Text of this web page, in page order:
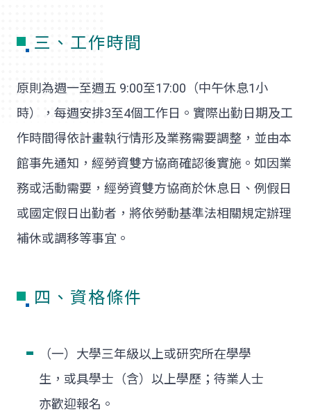
三、工作時間
原則為週一至週五 9:00至17:00（中午休息1小
時），每週安排3至4個工作日。實際出勤日期及工
作時間得依計畫執行情形及業務需要調整，並由本
館事先通知，經勞資雙方協商確認後實施。如因業
務或活動需要，經勞資雙方協商於休息日、例假日
或國定假日出勤者，將依勞動基準法相關規定辦理
補休或調移等事宜。
四、資格條件
（一）大學三年級以上或研究所在學學
生，或具學士（含）以上學歷；待業人士
亦歡迎報名。